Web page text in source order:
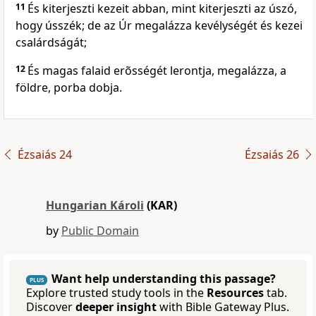
11 És kiterjeszti kezeit abban, mint kiterjeszti az úszó,
hogy ússzék; de az Úr megalázza kevélységét és kezei
csalárdságát;
12 És magas falaid erõsségét lerontja, megalázza, a
földre, porba dobja.
Ézsaiás 24 Ézsaiás 26
Hungarian Károli (KAR)
by Public Domain
PLUS
Want help understanding this passage?
Explore trusted study tools in the Resourcestab.
Discoverdeeper insightwith Bible Gateway Plus.